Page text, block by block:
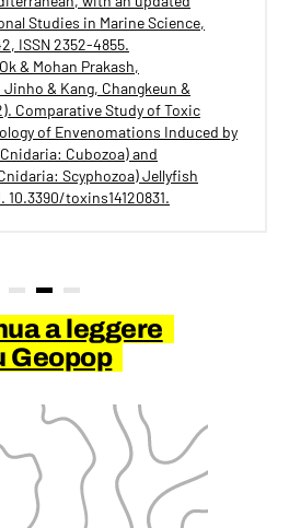
Studies in Marine Science,
ISSN 2352-4855.
& Mohan Prakash,
& Kang, Changkeun &
Comparative Study of Toxic
of Envenomations Induced by
Cubozoa) and
Scyphozoa) Jellyfish
10.3390/toxins14120831.
a leggere
Geopop